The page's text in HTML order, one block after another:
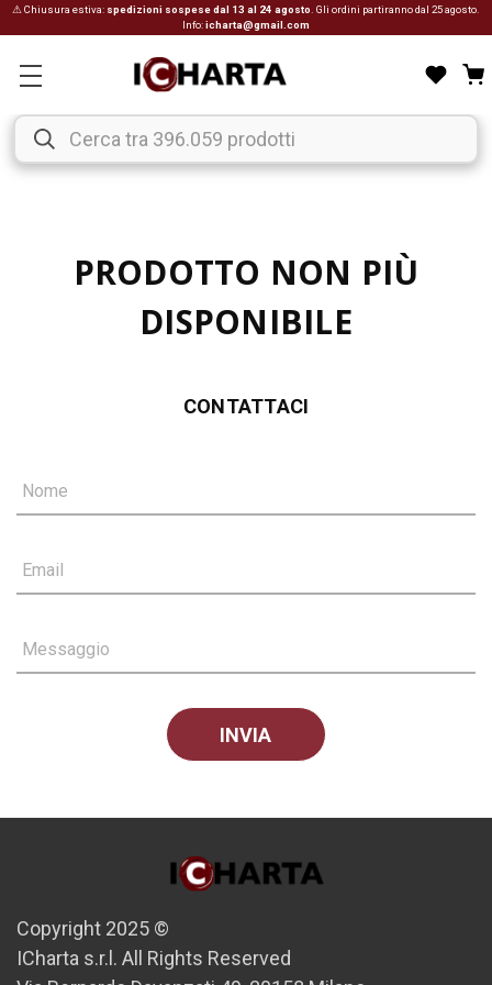
⚠ Chiusura estiva: spedizioni sospese dal 13 al 24 agosto . Gli ordini partiranno dal 25 agosto.
Info:icharta@gmail.com
PRODOTTO NON PIÙ
DISPONIBILE
CONTATTACI
Nome
Email
Messaggio
Copyright 2025 ©
ICharta s.r.l. All Rights Reserved